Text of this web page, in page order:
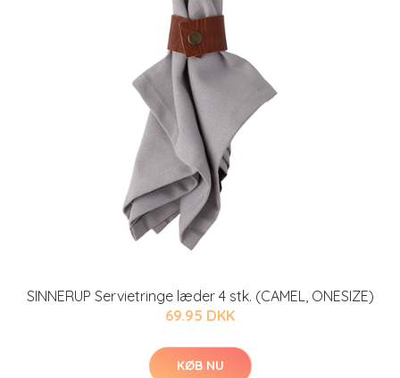
SINNERUP Servietringe læder 4 stk. (CAMEL, ONESIZE)
69.95 DKK
KØB NU